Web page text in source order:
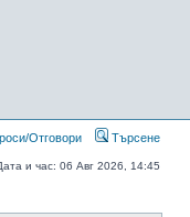
Отговори Търсене
и час: 06 Авг 2026, 14:45